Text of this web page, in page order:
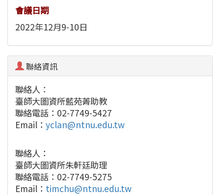
會議日期
2022年12月9-10日
聯絡資訊
聯絡人：
臺師大圖資所藍苑菁助教
聯絡電話：02-7749-5427
Email： yclan@ntnu.edu.tw
聯絡人：
臺師大圖資所朱軒廷助理
聯絡電話：02-7749-5275
Email： timchu@ntnu.edu.tw